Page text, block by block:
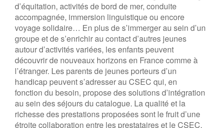
d’équitation, activités de bord de mer, conduite
accompagnée, immersion linguistique ou encore
voyage solidaire… En plus de s’immerger au sein d’un
groupe et de s’enrichir au contact d’autres jeunes
autour d’activités variées, les enfants peuvent
découvrir de nouveaux horizons en France comme à
l’étranger. Les parents de jeunes porteurs d’un
handicap peuvent s’adresser au CSEC qui, en
fonction du besoin, propose des solutions d’intégration
au sein des séjours du catalogue. La qualité et la
richesse des prestations proposées sont le fruit d’une
étroite collaboration entre les prestataires et le CSEC.